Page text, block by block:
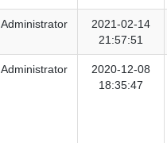
Administrator
2021-02-14
21:57:51
Administrator
2020-12-08
18:35:47